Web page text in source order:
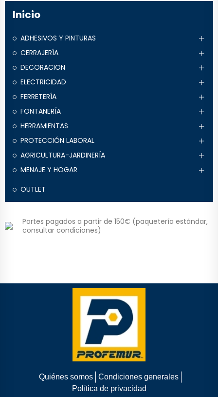
Inicio
ADHESIVOS Y PINTURAS
CERRAJERÍA
DECORACION
ELECTRICIDAD
FERRETERÍA
FONTANERÍA
HERRAMIENTAS
PROTECCIÓN LABORAL
AGRICULTURA-JARDINERÍA
MENAJE Y HOGAR
OUTLET
Portes pagados a partir de 150€ (paquetería estándar,
consultar condiciones)
Quiénes somos
Condiciones generales
Política de privacidad